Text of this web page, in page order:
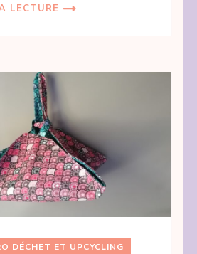
LECTURE
DÉCHET ET UPCYCLING